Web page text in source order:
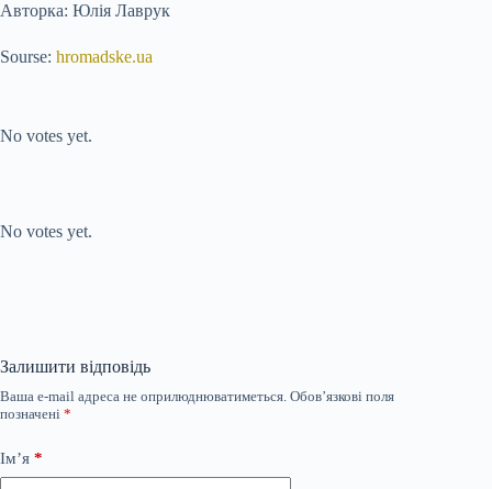
Авторка: Юлія Лаврук
Sourse: hromadske.ua
No votes yet.
No votes yet.
Залишити відповідь
Ваша e-mail адреса не оприлюднюватиметься. Обов’язкові поля
позначені *
Ім’я *